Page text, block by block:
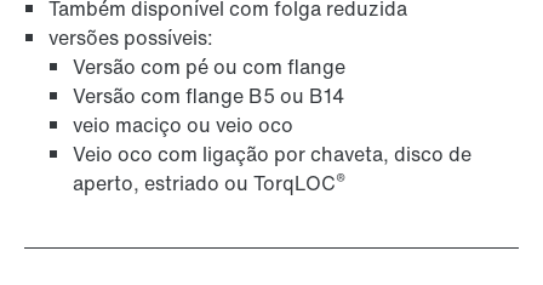
Proteção de superfície e anti-corrosão
Extensão de Garantia
Também disponível com folga reduzida
versões possíveis:
Versão com pé ou com flange
Versão com flange B5 ou B14
veio maciço ou veio oco
Veio oco com ligação por chaveta, disco de
aperto, estriado ou TorqLOC®